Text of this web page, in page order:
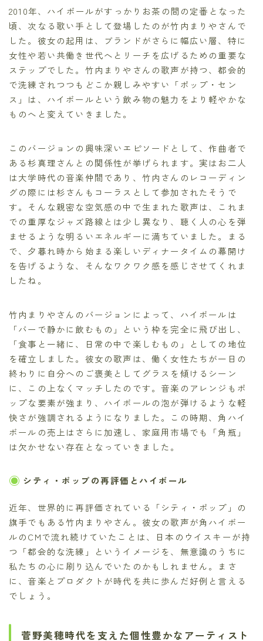
2010年、ハイボールがすっかりお茶の間の定番となった
頃、次なる歌い手として登場したのが竹内まりやさんで
した。彼女の起用は、ブランドがさらに幅広い層、特に
女性や若い共働き世代へとリーチを広げるための重要な
ステップでした。竹内まりやさんの歌声が持つ、都会的
で洗練されつつもどこか親しみやすい「ポップ・セン
ス」は、ハイボールという飲み物の魅力をより軽やかな
ものへと変えていきました。
このバージョンの興味深いエピソードとして、作曲者で
ある杉真理さんとの関係性が挙げられます。実はお二人
は大学時代の音楽仲間であり、竹内さんのレコーディン
グの際には杉さんもコーラスとして参加されたそうで
す。そんな親密な空気感の中で生まれた歌声は、これま
での重厚なジャズ路線とは少し異なり、聴く人の心を弾
ませるような明るいエネルギーに満ちていました。まる
で、夕暮れ時から始まる楽しいディナータイムの幕開け
を告げるような、そんなワクワク感を感じさせてくれま
したね。
竹内まりやさんのバージョンによって、ハイボールは
「バーで静かに飲むもの」という枠を完全に飛び出し、
「食事と一緒に、日常の中で楽しむもの」としての地位
を確立しました。彼女の歌声は、働く女性たちが一日の
終わりに自分へのご褒美としてグラスを傾けるシーン
に、この上なくマッチしたのです。音楽のアレンジもポ
ップな要素が強まり、ハイボールの泡が弾けるような軽
快さが強調されるようになりました。この時期、角ハイ
ボールの売上はさらに加速し、家庭用市場でも「角瓶」
は欠かせない存在となっていきました。
シティ・ポップの再評価とハイボール
近年、世界的に再評価されている「シティ・ポップ」の
旗手でもある竹内まりやさん。彼女の歌声が角ハイボー
ルのCMで流れ続けていたことは、日本のウイスキーが持
つ「都会的な洗練」というイメージを、無意識のうちに
私たちの心に刷り込んでいたのかもしれません。まさ
に、音楽とプロダクトが時代を共に歩んだ好例と言える
でしょう。
菅野美穂時代を支えた個性豊かなアーティスト